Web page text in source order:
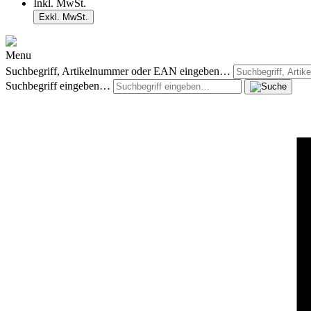
Inkl. MwSt.
Exkl. MwSt.
Menu
Suchbegriff, Artikelnummer oder EAN eingeben…
Suchbegriff eingeben…